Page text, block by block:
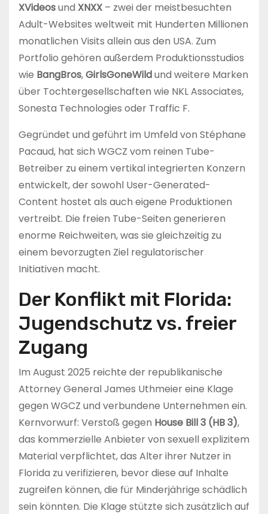
XVideosund XNXX – zwei der meistbesuchten
Adult-Websites weltweit mit Hunderten Millionen
monatlichen Visits allein aus den USA. Zum
Portfolio gehören außerdem Produktionsstudios
wie BangBros,GirlsGoneWildund weitere Marken
über Tochtergesellschaften wie NKL Associates,
Sonesta Technologies oder Traffic F.
Gegründet und geführt im Umfeld von Stéphane
Pacaud, hat sich WGCZ vom reinen Tube-
Betreiber zu einem vertikal integrierten Konzern
entwickelt, der sowohl User-Generated-
Content hostet als auch eigene Produktionen
vertreibt. Die freien Tube-Seiten generieren
enorme Reichweiten, was sie gleichzeitig zu
einem bevorzugten Ziel regulatorischer
Initiativen macht.
Der Konflikt mit Florida:
Jugendschutz vs. freier
Zugang
Im August 2025 reichte der republikanische
Attorney General James Uthmeier eine Klage
gegen WGCZ und verbundene Unternehmen ein.
Kernvorwurf: Verstoß gegen House Bill 3 (HB 3),
das kommerzielle Anbieter von sexuell explizitem
Material verpflichtet, das Alter ihrer Nutzer in
Florida zu verifizieren, bevor diese auf Inhalte
zugreifen können, die für Minderjährige schädlich
sein könnten. Die Klage stützte sich zusätzlich auf